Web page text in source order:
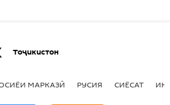
Тоҷикистон
МАРКАЗӢ РУСИЯ СИЁСАТ